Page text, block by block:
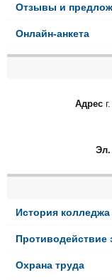
Отзывы и
Онлайн-анкета
Адрес
Эл.
История колледжа
Противодействие
Охрана труда